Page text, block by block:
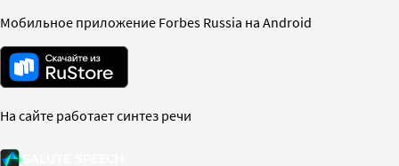
Мобильное приложение Forbes Russia на Android
На сайте работает синтез речи